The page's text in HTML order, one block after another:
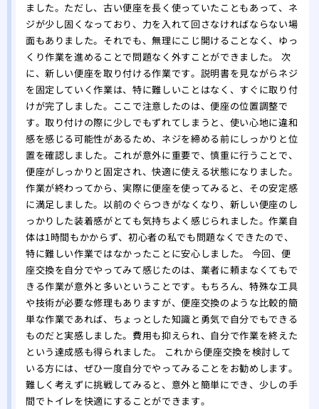
ました。ただし、古い便座を長く使っていたこともあって、ネ
ジが少し固くなっており、力を入れて回さなければならない場
面もありました。それでも、無理にこじ開けることなく、ゆっ
くり作業を進めることで問題なく外すことができました。 次
に、新しい便座を取り付ける作業です。説明書を見ながらネジ
を固定していく作業は、特に難しいことはなく、すぐに取り付
けが完了しました。ここで注意したのは、便座の位置調整で
す。取り付けの際に少しでもずれてしまうと、使い心地に違和
感を感じる可能性があるため、ネジを締める前にしっかりと位
置を確認しました。これが意外に重要で、慎重に行うことで、
便座がしっかりと固定され、快適に使える状態になりました。
作業が終わってから、実際に便座を使ってみると、その安定感
に満足しました。以前のぐらつきがなくなり、新しい便座のし
っかりした装着感がとても気持ちよく感じられました。作業自
体は1時間もかからず、初心者の私でも問題なくできたので、
特に難しい作業ではなかったことに安心しました。 今回、便
座交換を自分でやってみて感じたのは、業者に頼まなくてもで
きる作業が意外と多いということです。もちろん、特殊な工具
や技術が必要な修理もありますが、便座交換のような比較的簡
単な作業であれば、ちょっとした知識と勇気で自分でもできる
ものだと実感しました。費用も抑えられ、自分で作業を終えた
という達成感も得られました。 これから便座交換を検討して
いる方には、ぜひ一度自分でやってみることをお勧めします。
難しく考えずに挑戦してみると、意外と簡単にでき、少しの手
間でトイレを快適にすることができます。